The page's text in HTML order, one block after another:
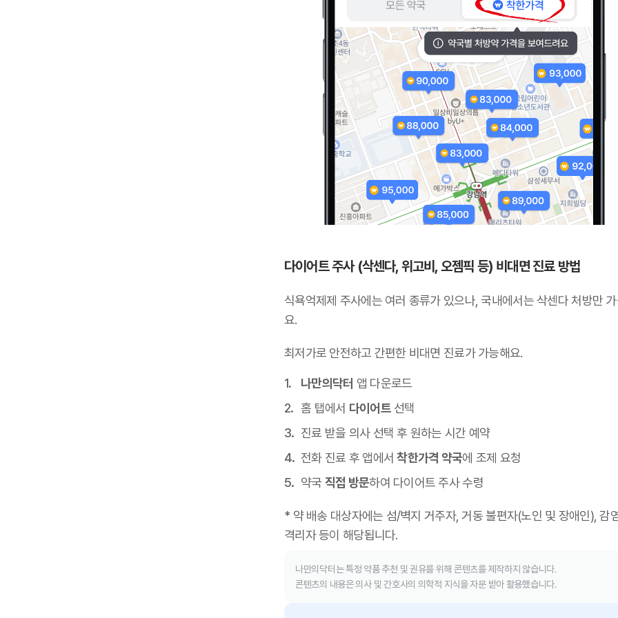
다이어트 주사 (삭센다, 위고비, 오젬픽 등) 비대면 진료 방법
식욕억제제 주사에는 여러 종류가 있으나,국내에서는 삭센다 처방만
요.
최저가로 안전하고 간편한 비대면 진료가 가능해요.
나만의닥터 앱 다운로드
홈 탭에서 다이어트선택
진료 받을 의사 선택 후 원하는 시간 예약
전화 진료 후 앱에서착한가격 약국에 조제 요청
약국 직접 방문하여 다이어트 주사 수령
* 약 배송 대상자에는 섬/벽지 거주자, 거동 불편자(노인 및 장애인), 감
격리자 등이 해당됩니다.
나만의닥터는 특정 약품 추천 및 권유를 위해 콘텐츠를 제작하지 않습니다.
콘텐츠의 내용은 의사 및 간호사의 의학적 지식을 자문 받아 활용했습니다.